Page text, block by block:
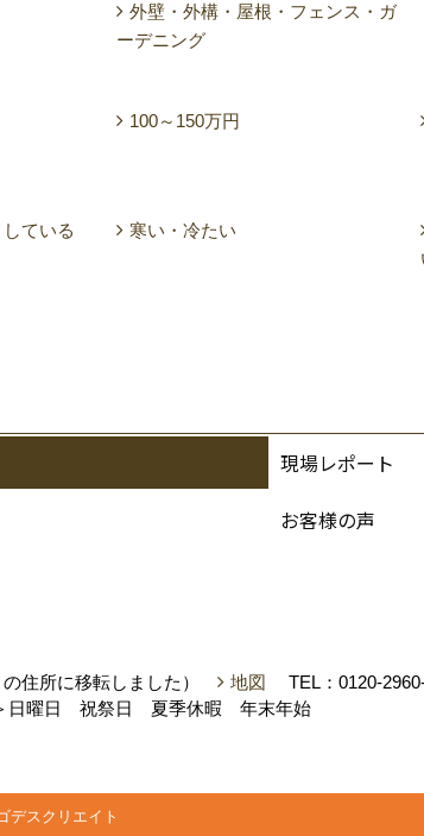
外壁・外構・屋根・フェンス・ガ
ーデニング
100～150万円
ている 寒い・冷たい
現場レポート
お客様の声
の住所に移転しました） 地図 TEL： 0120-
日曜日 祝祭日 夏季休暇 年末年始
デスクリエイト